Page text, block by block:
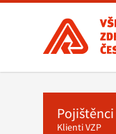
Všeobecná
zdravotní
pojišťovna
ČR,
hlavní
stránka
Pojištěnci
Klienti VZP